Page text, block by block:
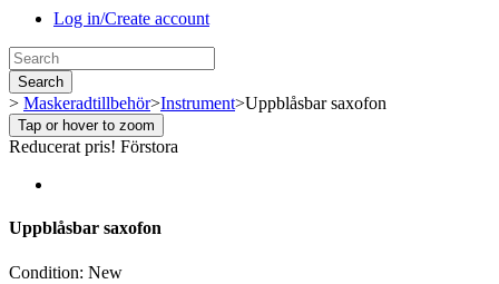
Log in/Create account
Search
> Maskeradtillbehör>Instrument>Uppblåsbar saxofon
Tap or hover to zoom
Reducerat pris! Förstora
Uppblåsbar saxofon
Condition: New